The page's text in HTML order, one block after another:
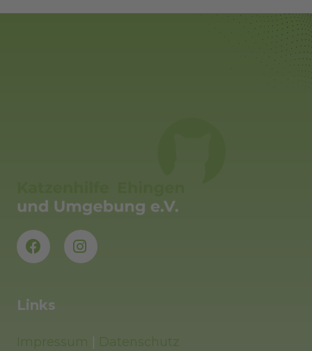
Links
Impressum | Datenschutz